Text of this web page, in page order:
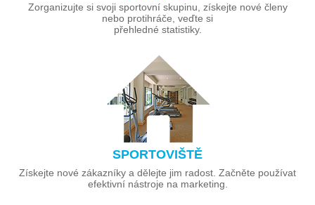
Zorganizujte si svoji sportovní skupinu, získejte nové členy
nebo protihráče, veďte si
přehledné statistiky.
SPORTOVIŠTĚ
Získejte nové zákazníky a dělejte jim radost. Začněte používat
efektivní nástroje na marketing.